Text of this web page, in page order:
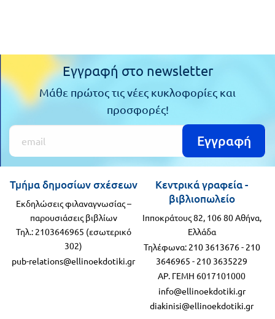
Εγγραφή στο newsletter
Μάθε πρώτος τις νέες κυκλοφορίες και
προσφορές!
Εγγραφή
Κεντρικά γραφεία -
βιβλιοπωλείο
Ιπποκράτους 82, 106 80 Αθήνα,
Ελλάδα
Τηλέφωνα: 210 3613676- 210
3646965 - 210 3635229
ΑΡ. ΓΕΜΗ 6017101000
info@ellinoekdotiki.gr
diakinisi@ellinoekdotiki.gr
Τμήμα δημοσίων σχέσεων
Εκδηλώσεις φιλαναγνωσίας –
παρουσιάσεις βιβλίων
Τηλ.: 2103646965 (εσωτερικό
302)
pub-relations@ellinoekdotiki.gr